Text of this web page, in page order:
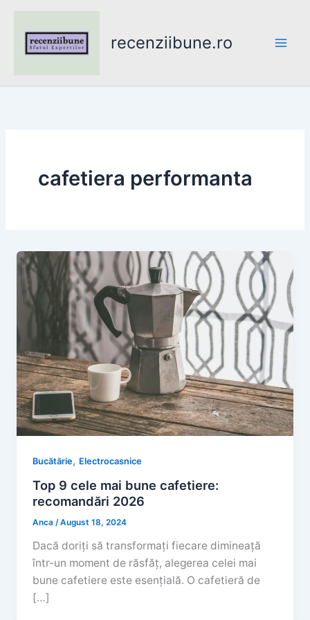
content
recenziibune.ro
cafetiera performanta
Bucătărie, Electrocasnice
Top 9 cele mai bune cafetiere:
recomandări 2026
Anca/August 18, 2024
Dacă doriți să transformați fiecare dimineață
într-un moment de răsfăț, alegerea celei mai
bune cafetiere este esențială. O cafetieră de
[…]